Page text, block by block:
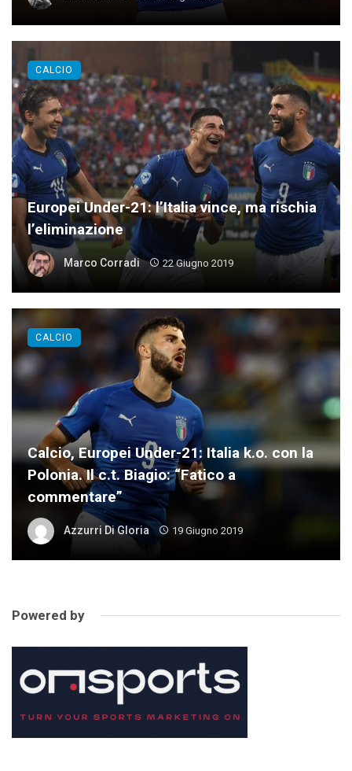
Europei Under-21: l’Italia vince, ma rischia
l’eliminazione
Marco Corradi 22 Giugno 2019
CALCIO
Calcio, Europei Under-21: Italia k.o. con la
Polonia. Il c.t. Biagio: “Fatico a
commentare”
Azzurri Di Gloria 19 Giugno 2019
CALCIO
Powered by